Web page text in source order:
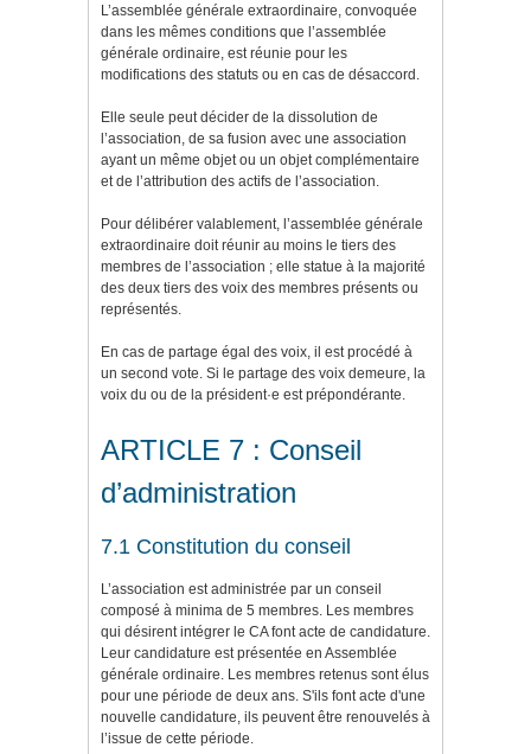
L’assemblée générale extraordinaire, convoquée
dans les mêmes conditions que l’assemblée
générale ordinaire, est réunie pour les
modifications des statuts ou en cas de désaccord.
Elle seule peut décider de la dissolution de
l’association, de sa fusion avec une association
ayant un même objet ou un objet complémentaire
et de l’attribution des actifs de l’association.
Pour délibérer valablement, l’assemblée générale
extraordinaire doit réunir au moins le tiers des
membres de l’association ; elle statue à la majorité
des deux tiers des voix des membres présents ou
représentés.
En cas de partage égal des voix, il est procédé à
un second vote. Si le partage des voix demeure, la
voix du ou de la président·e est prépondérante.
ARTICLE 7 : Conseil
d’administration
7.1 Constitution du conseil
L’association est administrée par un conseil
composé à minima de 5 membres. Les membres
qui désirent intégrer le CA font acte de candidature.
Leur candidature est présentée en Assemblée
générale ordinaire. Les membres retenus sont élus
pour une période de deux ans. S'ils font acte d'une
nouvelle candidature, ils peuvent être renouvelés à
l’issue de cette période.